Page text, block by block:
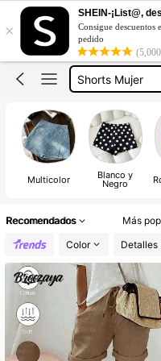
×
SHEIN-¡List@,
Consigue descuentos
pedido
Falda Short
Short
Shorts Mujer
Short De Vestir
Falda Short
Short
Multicolor Blanco y
Negro
Recomendados Más
Color
Detalles